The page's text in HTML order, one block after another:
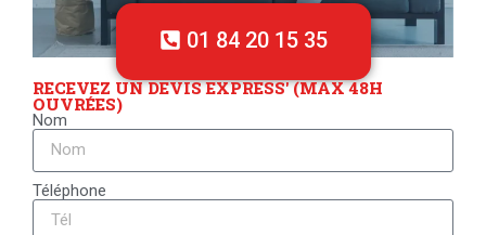
01 84 20 15 35
RECEVEZ UN DEVIS EXPRESS' (MAX 48H
OUVRÉES)
Nom
Téléphone